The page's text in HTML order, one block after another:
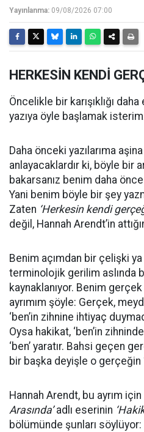
Yayınlanma: 09/08/2026 07:00
HERKESİN KENDİ
Öncelikle bir karışıklığı
yazıya öyle başlamak
Daha önceki yazılarıma
anlayacaklardır ki, böyle bir
bakarsanız benim daha
Yani benim böyle bir şey
Zaten ‘Herkesin kendi
değil, Hannah Arendt’in
Benim açımdan bir çelişki
terminolojik gerilim aslında
kaynaklanıyor. Benim
ayrımım şöyle: Gerçek,
‘ben’in zihnine ihtiyaç
Oysa hakikat, ‘ben’in
‘ben’ yaratır. Bahsi geçen
bir başka deyişle o gerçeğin
Hannah Arendt, bu ayrım için
Arasında’adlı eserinin
bölümünde şunları söylüyor: